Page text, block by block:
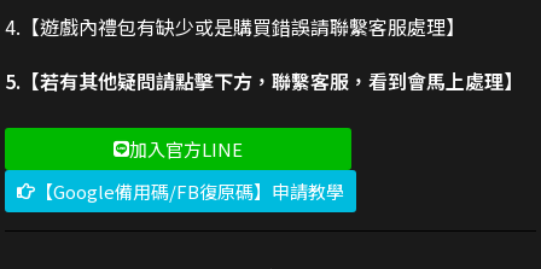
4.【遊戲內禮包有缺少或是購買錯誤請聯繫客服處理】
5.【若有其他疑問請點擊下方，聯繫客服，看到會馬上處理】
加入官方LINE
【Google備用碼/FB復原碼】申請教學